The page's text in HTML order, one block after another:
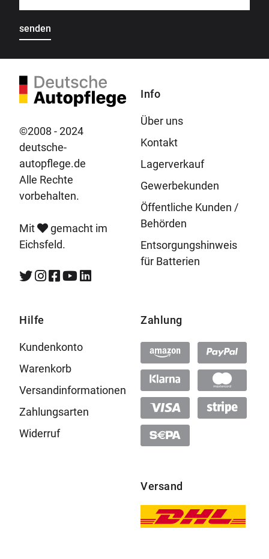
©2008 - 2024
deutsche-
autopflege.de
Alle Rechte
vorbehalten.
Mit
gemacht im
Eichsfeld.
Info
Über uns
Kontakt
Lagerverkauf
Gewerbekunden
Öffentliche Kunden /
Behörden
Entsorgungshinweis
für Batterien
Hilfe
Kundenkonto
Warenkorb
Versandinformationen
Zahlungsarten
Widerruf
Zahlung
Versand